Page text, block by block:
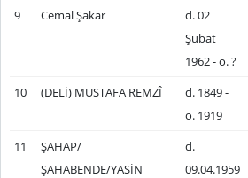
9 Cemal Şakar
d. 02
Şubat
1962 - ö. ?
10 (DELİ) MUSTAFA REMZÎ
d. 1849 -
ö. 1919
11
ŞAHAP/
ŞAHABENDE/YASİN
d.
09.04.1959